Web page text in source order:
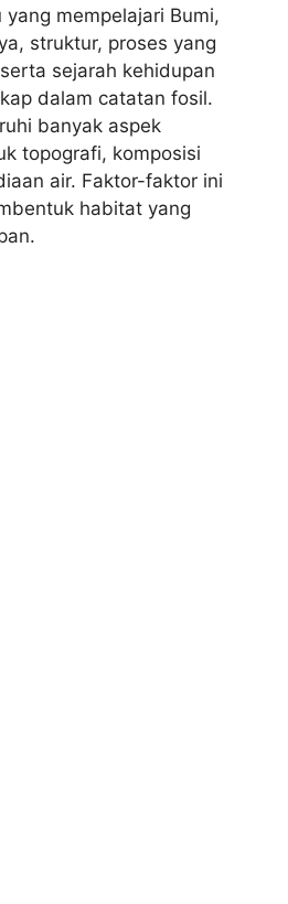
mempelajari Bumi,
struktur, proses yang
sejarah kehidupan
dalam catatan fosil.
banyak aspek
topografi, komposisi
air. Faktor-faktor ini
habitat yang